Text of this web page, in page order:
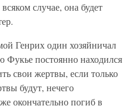
случае, она будет
Генрих один хозяйничал
Фукье постоянно находился
свои жертвы, если только
будут, нечего
окончательно погиб в